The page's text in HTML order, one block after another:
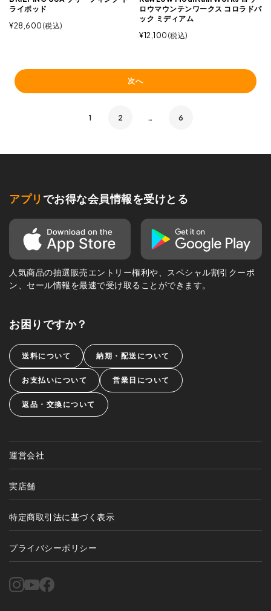
ライポッド
¥28,600 税込
ロウマウンテンワークス コロラドパ
ック ミディアム
¥12,100 税込
次へ
1 2 … 6
アプリ でお得な会員情報を受けとる
人気商品の抽選販売エントリー権利や、スペシャル割引クーポ
ン、セール情報を最速で受け取ることができます。
お困りですか？
送料について 納期・配送について
お支払いについて 営業日について
返品・交換について
運営会社
実店舗
特定商取引法に基づく表示
プライバシーポリシー